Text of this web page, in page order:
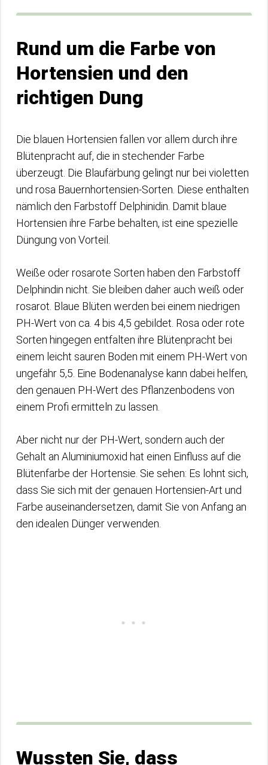
Rund um die Farbe von
Hortensien und den
richtigen Dung
Die blauen Hortensien fallen vor allem durch ihre
Blütenpracht auf, die in stechender Farbe
überzeugt. Die Blaufärbung gelingt nur bei violetten
und rosa Bauernhortensien-Sorten. Diese enthalten
nämlich den Farbstoff Delphinidin. Damit blaue
Hortensien ihre Farbe behalten, ist eine spezielle
Düngung von Vorteil.
Weiße oder rosarote Sorten haben den Farbstoff
Delphindin nicht. Sie bleiben daher auch weiß oder
rosarot. Blaue Blüten werden bei einem niedrigen
PH-Wert von ca. 4 bis 4,5 gebildet. Rosa oder rote
Sorten hingegen entfalten ihre Blütenpracht bei
einem leicht sauren Boden mit einem PH-Wert von
ungefähr 5,5. Eine Bodenanalyse kann dabei helfen,
den genauen PH-Wert des Pflanzenbodens von
einem Profi ermitteln zu lassen.
Aber nicht nur der PH-Wert, sondern auch der
Gehalt an Aluminiumoxid hat einen Einfluss auf die
Blütenfarbe der Hortensie. Sie sehen: Es lohnt sich,
dass Sie sich mit der genauen Hortensien-Art und
Farbe auseinandersetzen, damit Sie von Anfang an
den idealen Dünger verwenden.
Wussten Sie, dass